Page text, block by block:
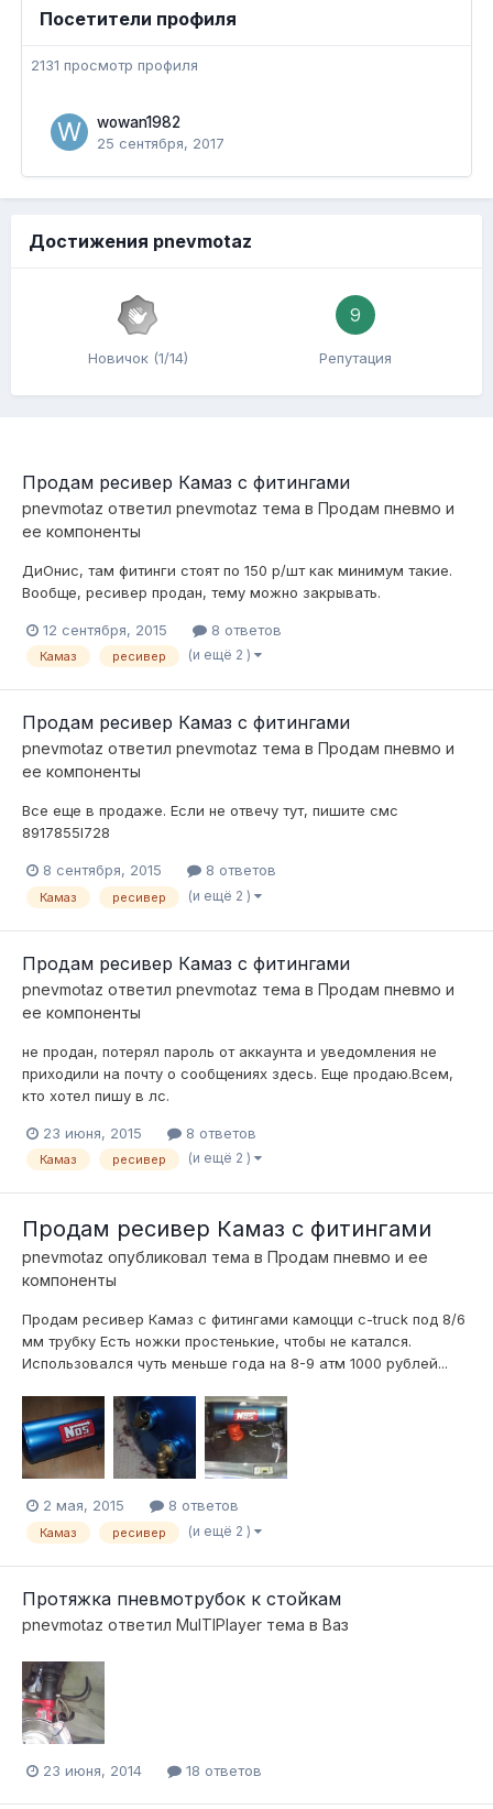
Посетители профиля
2131 просмотр профиля
wowan1982
25 сентября, 2017
Достижения pnevmotaz
Новичок (1/14)
9
Репутация
Продам ресивер Камаз с фитингами
pnevmotaz ответил pnevmotaz тема в Продам пневмо и
ее компоненты
ДиОнис, там фитинги стоят по 150 р/шт как минимум такие.
Вообще, ресивер продан, тему можно закрывать.
12 сентября, 2015 8 ответов
Камаз ресивер (и ещё 2 )
Продам ресивер Камаз с фитингами
pnevmotaz ответил pnevmotaz тема в Продам пневмо и
ее компоненты
Все еще в продаже. Если не отвечу тут, пишите смс
8917855I728
8 сентября, 2015 8 ответов
Камаз ресивер (и ещё 2 )
Продам ресивер Камаз с фитингами
pnevmotaz ответил pnevmotaz тема в Продам пневмо и
ее компоненты
не продан, потерял пароль от аккаунта и уведомления не
приходили на почту о сообщениях здесь. Еще продаю.Всем,
кто хотел пишу в лс.
23 июня, 2015 8 ответов
Камаз ресивер (и ещё 2 )
Продам ресивер Камаз с фитингами
pnevmotaz опубликовал тема в Продам пневмо и ее
компоненты
Продам ресивер Камаз с фитингами камоцци c-truck под 8/6
мм трубку Есть ножки простенькие, чтобы не катался.
Использовался чуть меньше года на 8-9 атм 1000 рублей...
2 мая, 2015 8 ответов
Камаз ресивер (и ещё 2 )
Протяжка пневмотрубок к стойкам
pnevmotaz ответил MulTIPlayer тема в Ваз
23 июня, 2014 18 ответов